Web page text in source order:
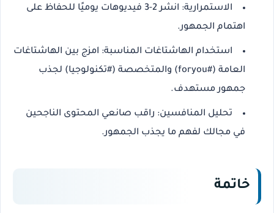
الاستمرارية
: انشر 2-3 فيديوهات يوميًا للحفاظ على
اهتمام الجمهور.
استخدام الهاشتاغات المناسبة: امزج بين الهاشتاغات
العامة (#foryou) والمتخصصة (#تكنولوجيا) لجذب
جمهور مستهدف.
تحليل المنافسين: راقب صانعي المحتوى الناجحين
في مجالك لفهم ما يجذب الجمهور.
خاتمة